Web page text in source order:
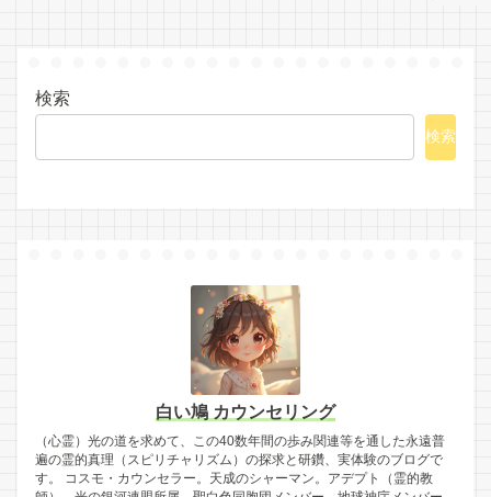
検索
検索
白い鳩 カウンセリング
（心霊）光の道を求めて、この40数年間の歩み関連等を通した永遠普
遍の霊的真理（スピリチャリズム）の探求と研鑽、実体験のブログで
す。 コスモ・カウンセラー。天成のシャーマン。アデプト（霊的教